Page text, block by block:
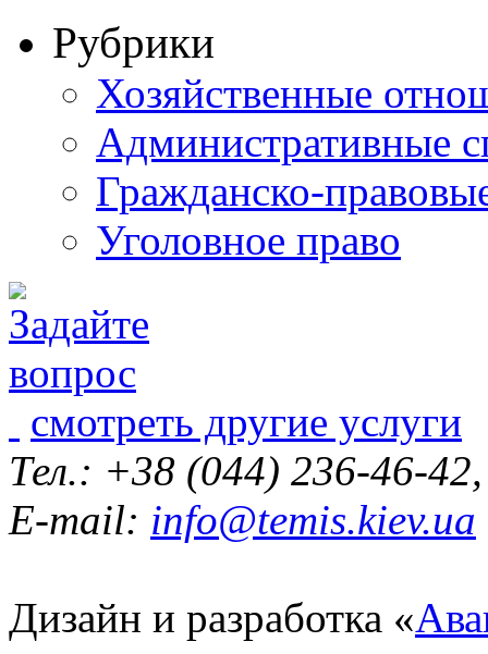
Рубрики
Хозяйственные
Административные
Гражданско-
Уголовное право
смотреть другие услуги
Тел.: +38 (044) 236-46-
E-mail: info@temis.kiev.ua
Дизайн и разработка «